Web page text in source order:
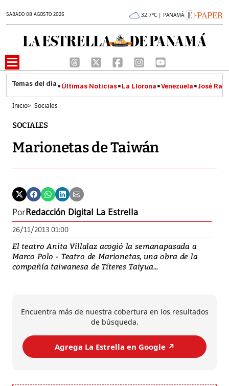
SÁBADO 08 AGOSTO 2026 32.7°C | PANAMÁ
Últimas Noticias La Llorona Venezuela José
Inicio> Sociales
SOCIALES
Marionetas de Taiwán
PorRedacción Digital La Estrella
26/11/2013 01:00
El teatro Anita Villalaz acogió la semanapasada a
Marco Polo - Teatro de Marionetas, una obra de la
compañía taiwanesa de Títeres Taiyua...
Encuentra más de nuestra cobertura en los resultados
de búsqueda.
Agrega La Estrella en Google ↗️